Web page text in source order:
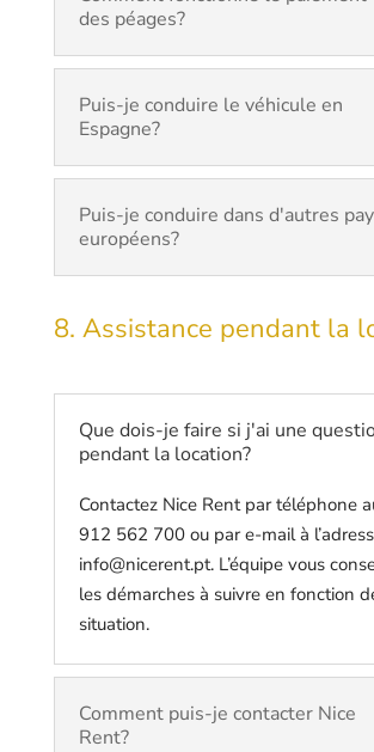
des péages?
Puis-je conduire le véhicule en
Espagne?
Puis-je conduire dans d'autres
européens?
8. Assistance pendant la
Que dois-je faire si j'ai une
pendant la location?
Contactez Nice Rent par téléphone
912 562 700 ou par e-mail à
info@nicerent.pt. L’équipe vous
les démarches à suivre en fonction
situation.
Comment puis-je contacter Nice
Rent?